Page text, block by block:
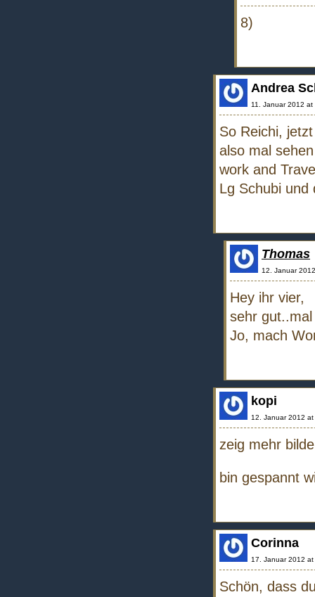
8)
Andrea
11. Januar 2012 at
So Reichi,
also mal
work and
Lg Schubi und
Thomas
12. Januar
Hey ihr vier,
sehr
Jo, mach
kopi
12. Januar 2012
zeig mehr
bin gespannt
Corinna
17. Januar 2012
Schön, dass